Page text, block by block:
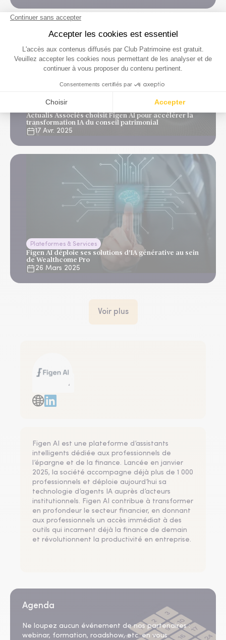
Actualis Associés choisit Figen AI pour accélérer la
transformation IA du conseil patrimonial
17 Avr. 2025
Plateformes & Services
Figen AI déploie ses solutions d’IA générative au sein
de Wealthcome Pro
26 Mars 2025
Voir plus
Figen AI
Figen AI est une plateforme d’assistants
intelligents dédiée aux professionnels de
l’épargne et de la finance. Lancée en janvier
2025, la société accompagne déjà plus de 1 000
professionnels et déploie aujourd’hui sa
technologie d’agents IA auprès d’acteurs
institutionnels. Figen AI contribue à transformer
en profondeur le secteur financier, en donnant
aux professionnels un accès immédiat à des
outils qui incarnent déjà la finance de demain
et révolutionnent la productivité en entreprise.
Agenda
Ne loupez aucun événement de nos partenaires :
webinar, formation, roadshow, etc. en vous